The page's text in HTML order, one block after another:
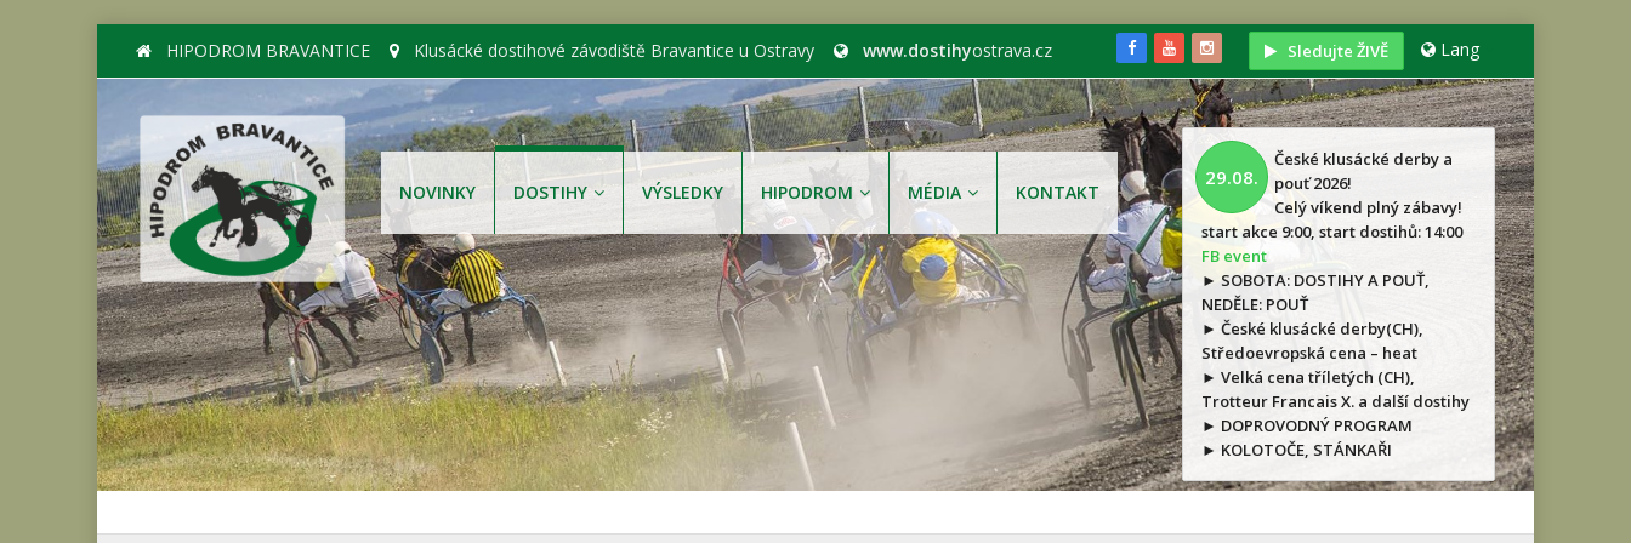
HIPODROM BRAVANTICE Klusácké dostihové závodiště Bravantice u Ostravy www.dostihyostrava.cz Sledujte ŽIVĚ Lang
NOVINKY DOSTIHY VÝSLEDKY HIPODROM MÉDIA KONTAKT
29.08.
České klusácké derby a
pouť 2026!
Celý víkend plný zábavy!
start akce 9:00, start dostihů: 14:00
FB event
► SOBOTA: DOSTIHY A POUŤ,
NEDĚLE: POUŤ
► České klusácké derby(CH),
Středoevropská cena – heat
► Velká cena tříletých (CH),
Trotteur Francais X. a další dostihy
► DOPROVODNÝ PROGRAM
► KOLOTOČE, STÁNKAŘI